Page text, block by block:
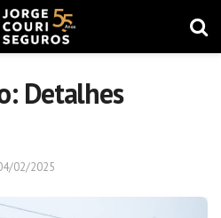
Detalhes
02/2025